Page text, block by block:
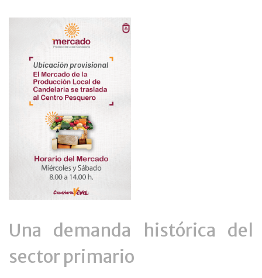
Una demanda histórica del
sector primario